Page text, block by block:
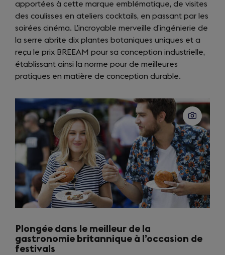
a
new
tab)
apportées à cette marque emblématique, de visites
des coulisses en ateliers cocktails, en passant par les
soirées cinéma. L’incroyable merveille d’ingénierie de
la serre abrite dix plantes botaniques uniques et a
reçu le prix BREEAM pour sa conception industrielle,
établissant ainsi la norme pour de meilleures
pratiques en matière de conception durable.
Plongée dans le meilleur de la
gastronomie britannique à l’occasion de
festivals